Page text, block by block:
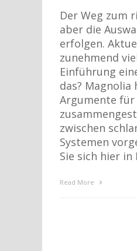
Der Weg zum
aber die
erfolgen.
zunehmend
Einführung
das?
Argumente für
zwischen
Systemen
Sie sich hier
Read More